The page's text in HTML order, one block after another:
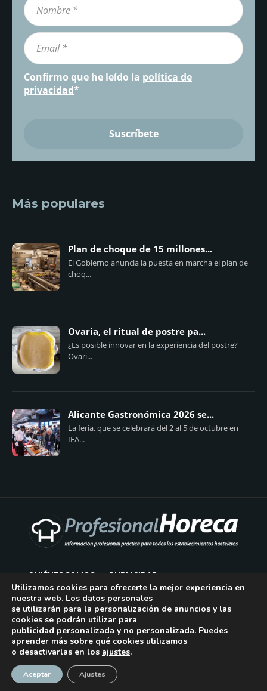
Confirmo que he leído la política de
privacidad*
Más populares
Plan de choque de 15 millones...
El Gobierno anuncia la puesta en marcha el plan de
choq...
Ovaria, el ritual de postre pa...
¿Es posible innovar en la experiencia del postre?
Ovari...
Alicante Gastronómica 2026 se...
La feria, que se celebrará del 2 al 5 de octubre en
IFA...
QUIÉNES SOMOS PUBLICIDAD
AVISO LEGAL
POLÍTICA DE COOKIES
POLÍTICA DE PRIVACIDAD
CONTACTO
¡Suscríbase!
Utilizamos cookies para ofrecerte la mejor experiencia en
nuestra web. Los datos personales
se utilizarán para la personalización de anuncios y las
cookies se podrán utilizar para
publicidad personalizada y no personalizada. Puedes
aprender más sobre qué cookies utilizamos
o desactivarlas en los ajustes.
Aceptar Ajustes